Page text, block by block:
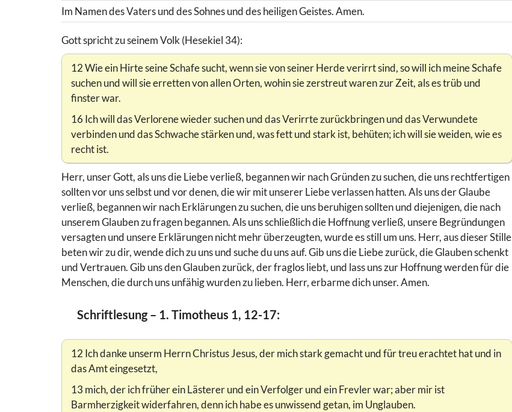
Im Namen des Vaters und des Sohnes und des heiligen Geistes. Amen.
Gott spricht zu seinem Volk (Hesekiel 34):
12 Wie ein Hirte seine Schafe sucht, wenn sie von seiner Herde verirrt sind, so will ich meine Schafe
suchen und will sie erretten von allen Orten, wohin sie zerstreut waren zur Zeit, als es trüb und
finster war.
16 Ich will das Verlorene wieder suchen und das Verirrte zurückbringen und das Verwundete
verbinden und das Schwache stärken und, was fett und stark ist, behüten; ich will sie weiden, wie es
recht ist.
Herr, unser Gott, als uns die Liebe verließ, begannen wir nach Gründen zu suchen, die uns rechtfertigen
sollten vor uns selbst und vor denen, die wir mit unserer Liebe verlassen hatten. Als uns der Glaube
verließ, begannen wir nach Erklärungen zu suchen, die uns beruhigen sollten und diejenigen, die nach
unserem Glauben zu fragen begannen. Als uns schließlich die Hoffnung verließ, unsere Begründungen
versagten und unsere Erklärungen nicht mehr überzeugten, wurde es still um uns. Herr, aus dieser Stille
beten wir zu dir, wende dich zu uns und suche du uns auf. Gib uns die Liebe zurück, die Glauben schenkt
und Vertrauen. Gib uns den Glauben zurück, der fraglos liebt, und lass uns zur Hoffnung werden für die
Menschen, die durch uns unfähig wurden zu lieben. Herr, erbarme dich unser. Amen.
Schriftlesung – 1. Timotheus 1, 12-17:
12 Ich danke unserm Herrn Christus Jesus, der mich stark gemacht und für treu erachtet hat und in
das Amt eingesetzt,
13 mich, der ich früher ein Lästerer und ein Verfolger und ein Frevler war; aber mir ist
Barmherzigkeit widerfahren, denn ich habe es unwissend getan, im Unglauben.